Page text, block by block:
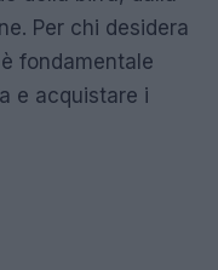
Per chi desidera
fondamentale
e acquistare i